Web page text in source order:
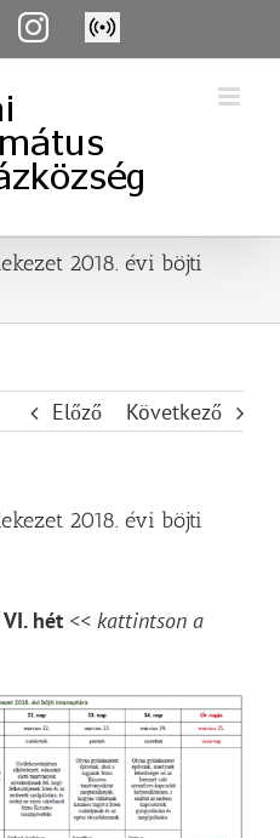
Instagram
Élő
közvetítés
2018. évi böjti
Előző Következő
2018. évi böjti
hét << kattintson a